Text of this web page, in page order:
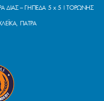
ΔΙΑΣ – ΓΗΠΕΔΑ 5 x 5 | ΤΟΡΩΝΗΣ
ΠΑΤΡΑ